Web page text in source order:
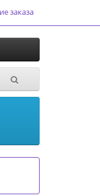
заказа